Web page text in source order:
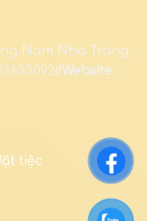
Nam Nha Trang,
Website:
tiệc